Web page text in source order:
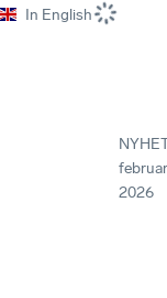
In English
2026